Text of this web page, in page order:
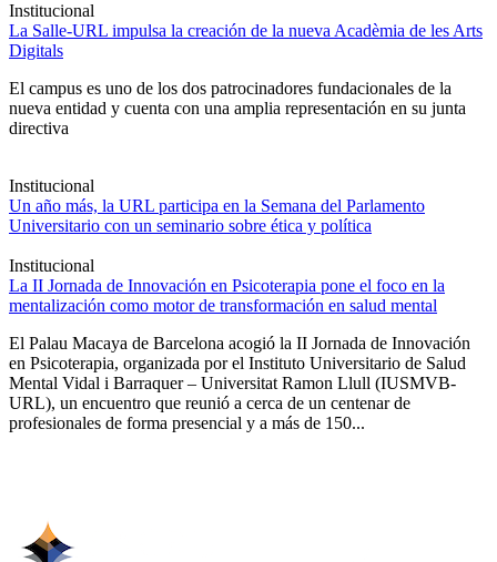
Institucional
La Salle-URL impulsa la creación de la nueva Acadèmia de les Arts
Digitals
El campus es uno de los dos patrocinadores fundacionales de la
nueva entidad y cuenta con una amplia representación en su junta
directiva
Institucional
Un año más, la URL participa en la Semana del Parlamento
Universitario con un seminario sobre ética y política
Institucional
La II Jornada de Innovación en Psicoterapia pone el foco en la
mentalización como motor de transformación en salud mental
El Palau Macaya de Barcelona acogió la II Jornada de Innovación
en Psicoterapia, organizada por el Instituto Universitario de Salud
Mental Vidal i Barraquer – Universitat Ramon Llull (IUSMVB-
URL), un encuentro que reunió a cerca de un centenar de
profesionales de forma presencial y a más de 150...